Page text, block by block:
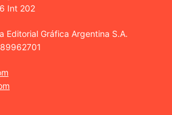
Int 202
Editorial Gráfica Argentina S.A.
89962701